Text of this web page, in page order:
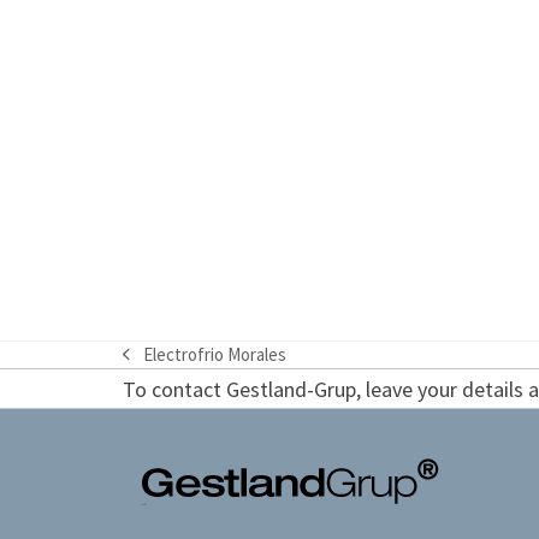
previous
post:
Electrofrio Morales
To contact Gestland-Grup, leave your details